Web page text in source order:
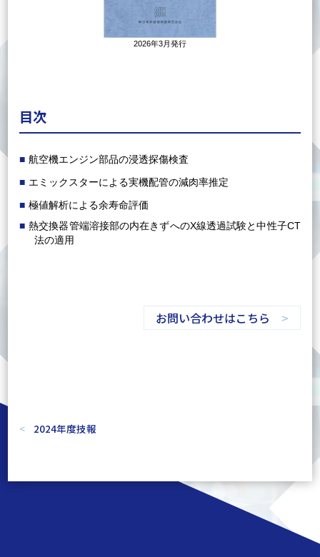
2026年3月発行
目次
航空機エンジン部品の浸透探傷検査
エミックスターによる実機配管の減肉率推定
極値解析による余寿命評価
熱交換器管端溶接部の内在きずへのX線透過試験と中性子CT
法の適用
お問い合わせはこちら
2024年度技報